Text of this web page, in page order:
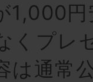
1,000
くプレ
は通常